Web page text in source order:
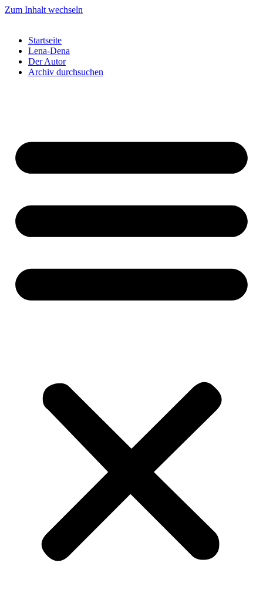
Zum Inhalt wechseln
Startseite
Lena-Dena
Der Autor
Archiv durchsuchen